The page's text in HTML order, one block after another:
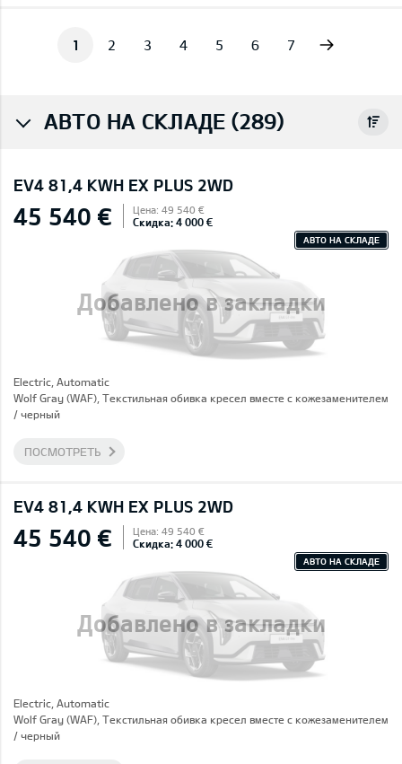
1 2 3 4 5 6 7
АВТО НА СКЛАДЕ (289)
EV4 81,4 KWH EX PLUS 2WD
Добавлено в закладки
45 540 € Цена: 49 540 €
Скидка: 4 000 €
АВТО НА СКЛАДЕ
Electric, Automatic
Wolf Gray (WAF), Текстильная обивка кресел вместе с кожезаменителем
/ черный
ПОСМОТРЕТЬ
EV4 81,4 KWH EX PLUS 2WD
Добавлено в закладки
45 540 € Цена: 49 540 €
Скидка: 4 000 €
АВТО НА СКЛАДЕ
Electric, Automatic
Wolf Gray (WAF), Текстильная обивка кресел вместе с кожезаменителем
/ черный